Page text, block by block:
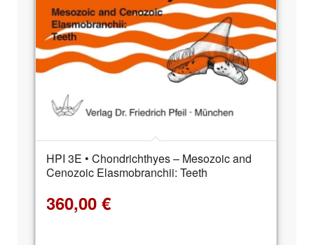
HPI 3E • Chondrichthyes – Mesozoic and
Cenozoic Elasmobranchii: Teeth
360,00 €